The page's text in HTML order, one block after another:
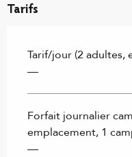
Tarifs
Tarif/jour (2 adultes,
—
Forfait journalier
emplacement, 1
—